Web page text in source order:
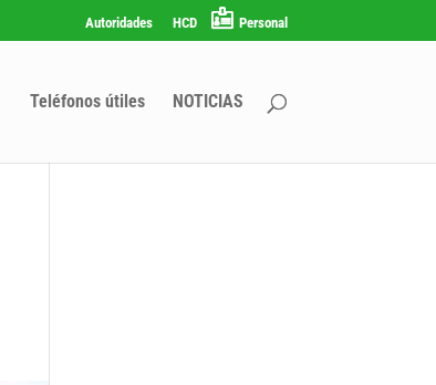
Autoridades HCD Personal
Teléfonos útiles NOTICIAS